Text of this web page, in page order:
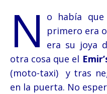
N
o había
primero era
era su joya
otra cosa que el
(moto-taxi) y tras
en la puerta. No